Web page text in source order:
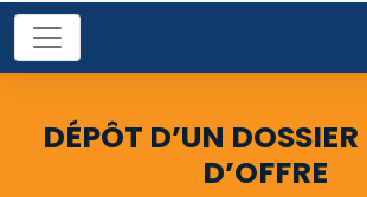
DÉPÔT D’UN DOSSIER
D’OFFRE